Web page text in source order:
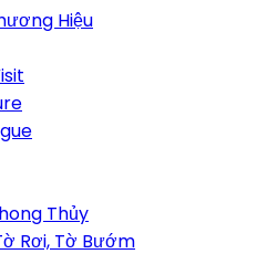
Hiệu
Thủy
Rơi, Tờ Bướm